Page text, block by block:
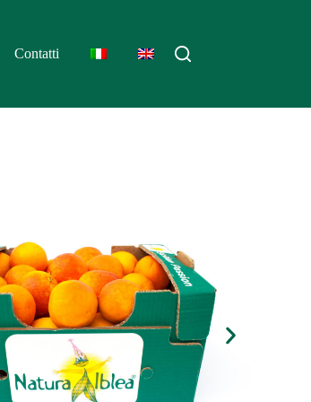
Contatti